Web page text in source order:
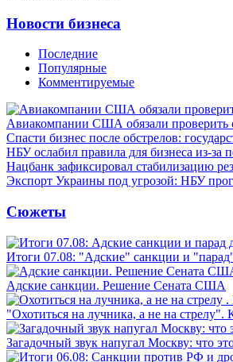
Новости бизнеса
Последние
Популярные
Комментируемые
Авиакомпании США обязали проверить
Спасти бизнес после обстрелов:
НБУ ослабил правила для бизнеса из-за
Нацбанк зафиксировал стабилизацию
Экспорт Украины под угрозой: НБУ
Сюжеты
Итоги 07.08: "Адские" санкции и
Адские санкции. Решение Сената США
"Охотиться на лучника, а не на стрелу".
Загадочный звук напугал Москву: что